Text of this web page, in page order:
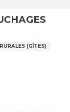
(GÎTES)